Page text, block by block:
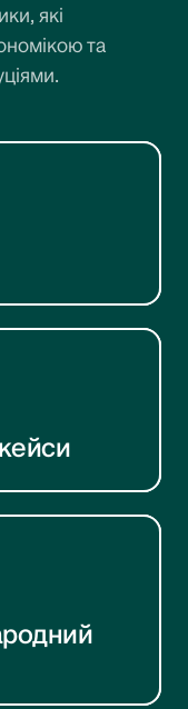
які
та